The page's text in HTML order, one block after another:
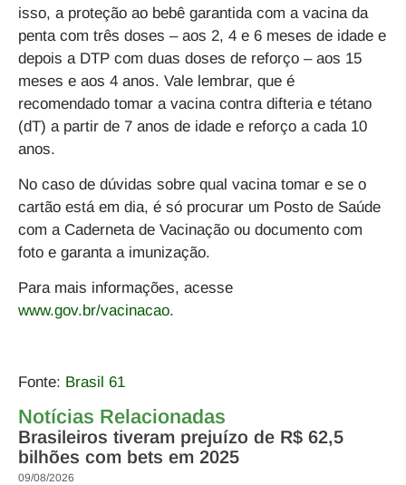
isso, a proteção ao bebê garantida com a vacina da
penta com três doses – aos 2, 4 e 6 meses de idade e
depois a DTP com duas doses de reforço – aos 15
meses e aos 4 anos. Vale lembrar, que é
recomendado tomar a vacina contra difteria e tétano
(dT) a partir de 7 anos de idade e reforço a cada 10
anos.
No caso de dúvidas sobre qual vacina tomar e se o
cartão está em dia, é só procurar um Posto de Saúde
com a Caderneta de Vacinação ou documento com
foto e garanta a imunização.
Para mais informações, acesse
www.gov.br/vacinacao.
Fonte: Brasil 61
Notícias Relacionadas
Brasileiros tiveram prejuízo de R$ 62,5
bilhões com bets em 2025
09/08/2026